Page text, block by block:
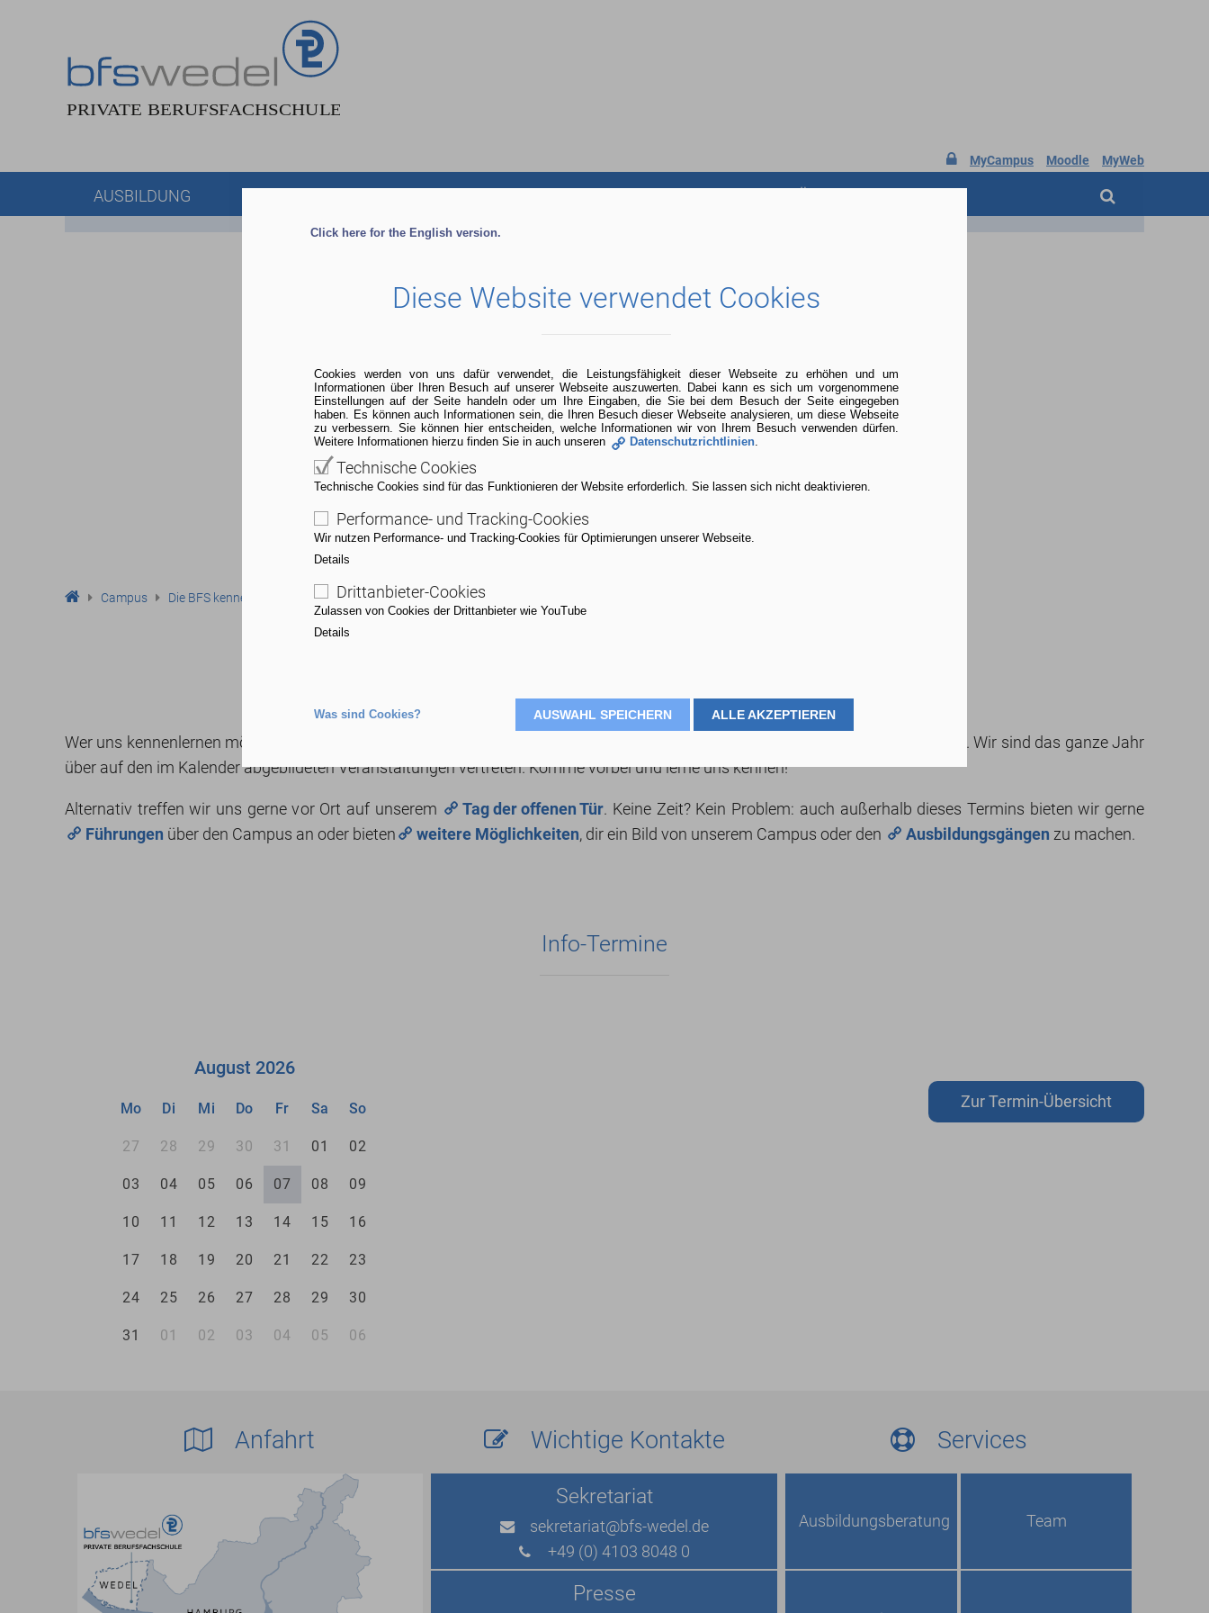
 MyCampus Moodle MyWeb
AUSBILDUNG
Campus Die BFS kennenlernen Veranstaltungen Teilnahme an Messen
Wer uns kennenlernen möchte, hat dazu auf einer der Berufs - und Zukunftsmessen in Hamburg und Umgebung die Möglichkeit. Wir sind das ganze Jahr
über auf den im Kalender abgebildeten Veranstaltungen vertreten. Komme vorbei und lerne uns kennen!
Alternativ treffen wir uns gerne vor Ort auf unserem Tag der offenen Tür. Keine Zeit? Kein Problem: auch außerhalb dieses Termins bieten wir gerne
Führungen über den Campus an oder bieten weitere Möglichkeiten, dir ein Bild von unserem Campus oder den Ausbildungsgängen zu machen.
Info-Termine
August 2026
Mo Di Mi Do Fr Sa So
27 28 29 30 31 01 02
03 04 05 06 07 08 09
10 11 12 13 14 15 16
17 18 19 20 21 22 23
24 25 26 27 28 29 30
31 01 02 03 04 05 06
Zur Termin-Übersicht
Anfahrt Wichtige Kontakte
Sekretariat
sekretariat@bfs-wedel.de
+49 (0) 4103 8048 0
Presse
Services
Ausbildungs­beratung Team
Click here for the English version.
Diese Website verwendet Cookies
Cookies werden von uns dafür verwendet, die Leistungsfähigkeit dieser Webseite zu erhöhen und um
Informationen über Ihren Besuch auf unserer Webseite auszuwerten. Dabei kann es sich um vorgenommene
Einstellungen auf der Seite handeln oder um Ihre Eingaben, die Sie bei dem Besuch der Seite eingegeben
haben. Es können auch Informationen sein, die Ihren Besuch dieser Webseite analysieren, um diese Webseite
zu verbessern. Sie können hier entscheiden, welche Informationen wir von Ihrem Besuch verwenden dürfen.
Weitere Informationen hierzu finden Sie in auch unseren
Datenschutzrichtlinien.
Technische Cookies
Technische Cookies sind für das Funktionieren der Website erforderlich. Sie lassen sich nicht deaktivieren.
Performance- und Tracking-Cookies
Wir nutzen Performance- und Tracking-Cookies für Optimierungen unserer Webseite.
Details
Drittanbieter-Cookies
Zulassen von Cookies der Drittanbieter wie YouTube
Details
ALLE AKZEPTIEREN
AUSWAHL SPEICHERN
Was sind Cookies?